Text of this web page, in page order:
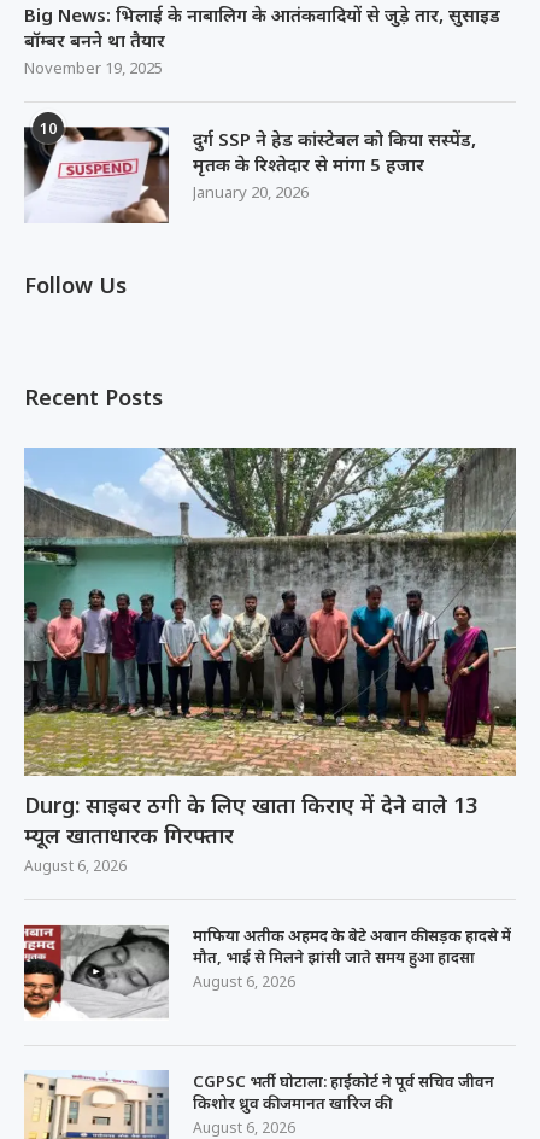
Big News: भिलाई के नाबालिग के आतंकवादियों से जुड़े तार, सुसाइड
बॉम्बर बनने था तैयार
November 19, 2025
10
दुर्ग SSP ने हेड कांस्टेबल को किया सस्पेंड,
मृतक के रिश्तेदार से मांगा 5 हजार
January 20, 2026
Follow Us
Recent Posts
Durg: साइबर ठगी के लिए खाता किराए में देने वाले 13
म्यूल खाताधारक गिरफ्तार
August 6, 2026
माफिया अतीक अहमद के बेटे अबान की सड़क हादसे में
मौत, भाई से मिलने झांसी जाते समय हुआ हादसा
August 6, 2026
CGPSC भर्ती घोटाला: हाईकोर्ट ने पूर्व सचिव जीवन
किशोर ध्रुव की जमानत खारिज की
August 6, 2026